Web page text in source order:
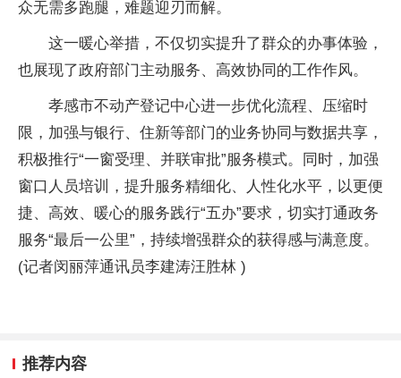
众无需多跑腿，难题迎刃而解。
这一暖心举措，不仅切实提升了群众的办事体验，
也展现了政府部门主动服务、高效协同的工作作风。
孝感市不动产登记中心进一步优化流程、压缩时
限，加强与银行、住新等部门的业务协同与数据共享，
积极推行“一窗受理、并联审批”服务模式。同时，加强
窗口人员培训，提升服务精细化、人性化水平，以更便
捷、高效、暖心的服务践行“五办”要求，切实打通政务
服务“最后一公里”，持续增强群众的获得感与满意度。
(记者闵丽萍通讯员李建涛汪胜林 )
推荐内容